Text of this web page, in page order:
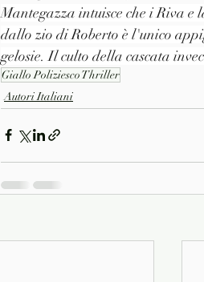
Mantegazza intuisce che i Riva
dallo zio di Roberto è l'unico
gelosie. Il culto della cascata
Giallo Poliziesco Thriller
Autori Italiani